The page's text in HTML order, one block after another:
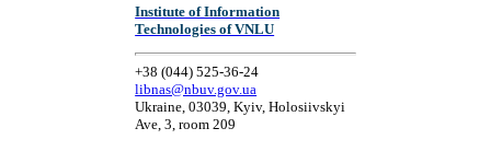
Institute of Information
Technologies of VNLU
+38 (044) 525-36-24
libnas@nbuv.gov.ua
Ukraine, 03039, Kyiv, Holosiivskyi
Ave, 3, room 209